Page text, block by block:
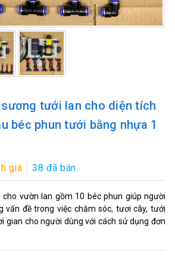
tưới lan cho diện tích
béc phun tưới bằng nhựa 1
giá 38 đã bán
cho vườn lan gồm 10 béc phun giúp người
vấn đề trong việc chăm sóc, tươi cây, tưới
gian cho người dùng với cách sử dụng đơn